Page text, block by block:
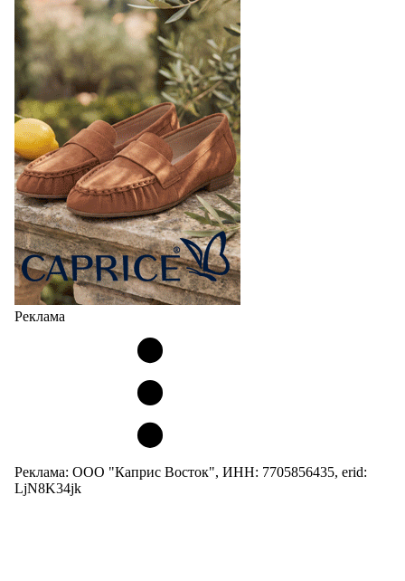
Реклама
Реклама: ООО "Каприс Восток", ИНН: 7705856435, erid:
LjN8K34jk